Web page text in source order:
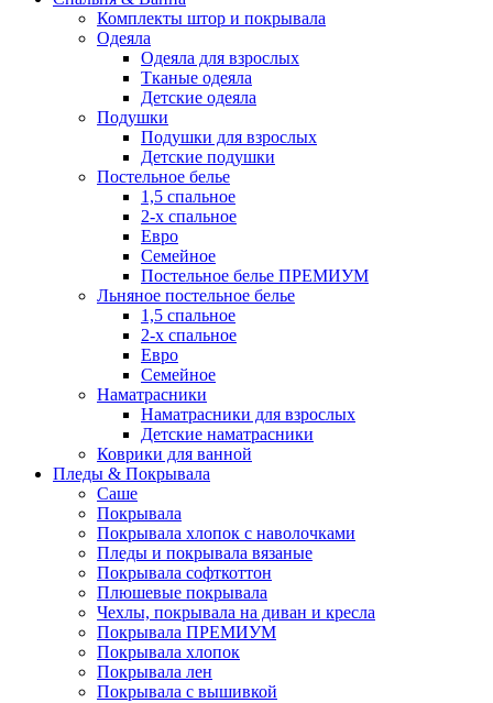
Комплекты штор и покрывала
Одеяла
Одеяла для взрослых
Тканые одеяла
Детские одеяла
Подушки
Подушки для взрослых
Детские подушки
Постельное белье
1,5 спальное
2-х спальное
Евро
Семейное
Постельное белье ПРЕМИУМ
Льняное постельное белье
1,5 спальное
2-х спальное
Евро
Семейное
Наматрасники
Наматрасники для взрослых
Детские наматрасники
Коврики для ванной
Пледы & Покрывала
Саше
Покрывала
Покрывала хлопок с наволочками
Пледы и покрывала вязаные
Покрывала софткоттон
Плюшевые покрывала
Чехлы, покрывала на диван и кресла
Покрывала ПРЕМИУМ
Покрывала хлопок
Покрывала лен
Покрывала с вышивкой